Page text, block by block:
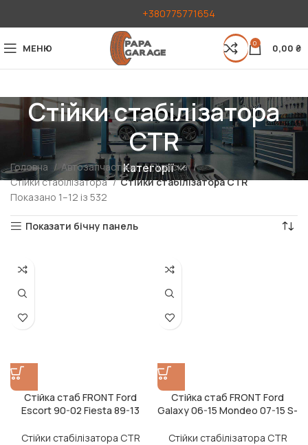
+380775771654
МЕНЮ 0 0,00 ₴
Стійки стабілізатора
CTR
Категорії
Головна Автозапчастини
Підвіска
Стійки стабілізатора
Стійки стабілізатора CTR
Показано 1–12 із 532
Показати бічну панель
Стійка стаб FRONT Ford
Escort 90-02 Fiesta 89-13
CLF-3 (вир-во CTR)
Стійки стабілізатора CTR
Стійка стаб FRONT Ford
Galaxy 06-15 Mondeo 07-15 S-
(вир-во CTR)
Стійки стабілізатора CTR